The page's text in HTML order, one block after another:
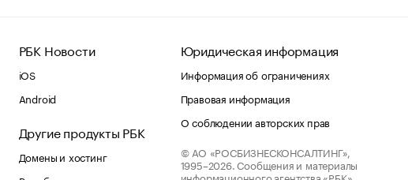
РБК Новости
iOS
Android
Другие продукты РБК
Домены и хостинг
Юридическая информация
Информация об ограничениях
Правовая информация
О соблюдении авторских прав
© АО «РОСБИЗНЕСКОНСАЛТИНГ»,
1995–2026. Сообщения и материалы
информационного агентства «РБК»